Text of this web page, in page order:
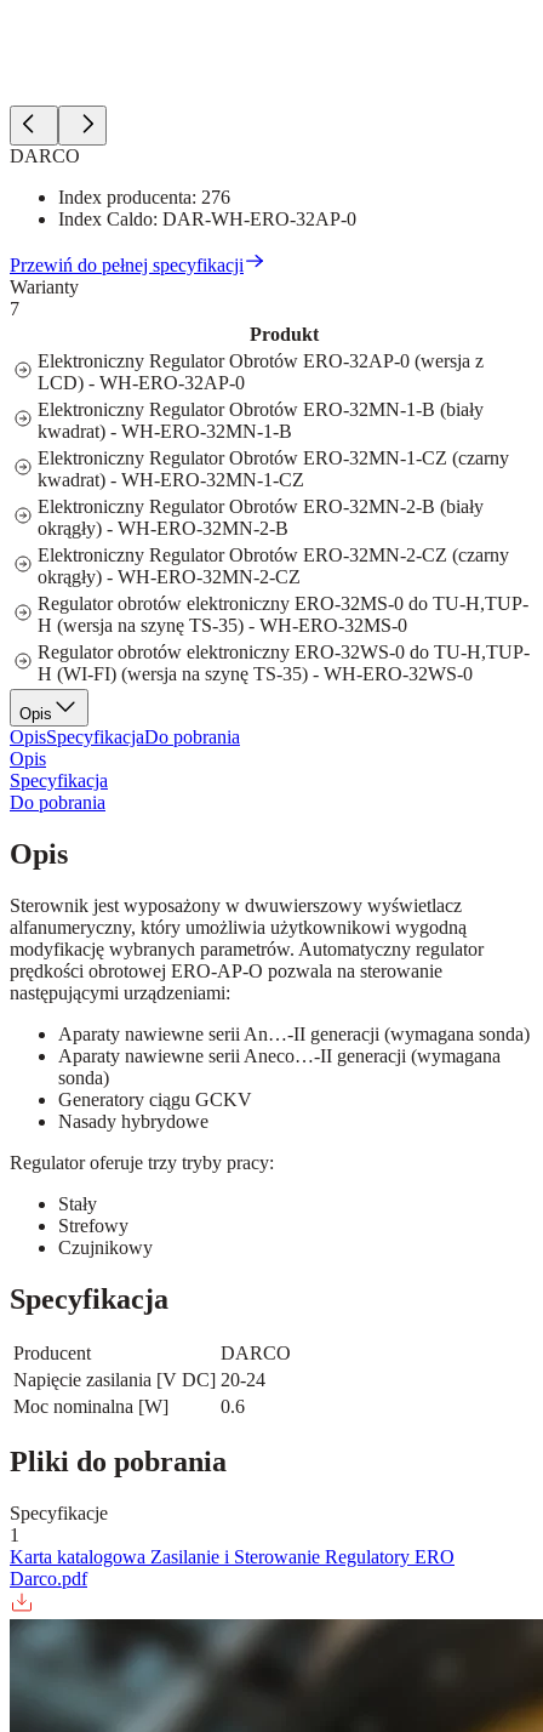
DARCO
Index producenta: 276
Index Caldo: DAR-WH-ERO-32AP-0
Przewiń do pełnej specyfikacji
Warianty
7
Produkt
Elektroniczny Regulator Obrotów ERO-32AP-0 (wersja z
LCD) - WH-ERO-32AP-0
Elektroniczny Regulator Obrotów ERO-32MN-1-B (biały
kwadrat) - WH-ERO-32MN-1-B
Elektroniczny Regulator Obrotów ERO-32MN-1-CZ (czarny
kwadrat) - WH-ERO-32MN-1-CZ
Elektroniczny Regulator Obrotów ERO-32MN-2-B (biały
okrągły) - WH-ERO-32MN-2-B
Elektroniczny Regulator Obrotów ERO-32MN-2-CZ (czarny
okrągły) - WH-ERO-32MN-2-CZ
Regulator obrotów elektroniczny ERO-32MS-0 do TU-H,TUP-
H (wersja na szynę TS-35) - WH-ERO-32MS-0
Regulator obrotów elektroniczny ERO-32WS-0 do TU-H,TUP-
H (WI-FI) (wersja na szynę TS-35) - WH-ERO-32WS-0
Opis
OpisSpecyfikacjaDo pobrania
Opis
Specyfikacja
Do pobrania
Opis
Sterownik jest wyposażony w dwuwierszowy wyświetlacz
alfanumeryczny, który umożliwia użytkownikowi wygodną
modyfikację wybranych parametrów. Automatyczny regulator
prędkości obrotowej ERO-AP-O pozwala na sterowanie
następującymi urządzeniami:
Aparaty nawiewne serii An…-II generacji (wymagana sonda)
Aparaty nawiewne serii Aneco…-II generacji (wymagana
sonda)
Generatory ciągu GCKV
Nasady hybrydowe
Regulator oferuje trzy tryby pracy:
Stały
Strefowy
Czujnikowy
Specyfikacja
Producent
DARCO
Napięcie zasilania [V DC] 20-24
Moc nominalna [W]
0.6
Pliki do pobrania
Specyfikacje
1
Karta katalogowa Zasilanie i Sterowanie Regulatory ERO
Darco.pdf